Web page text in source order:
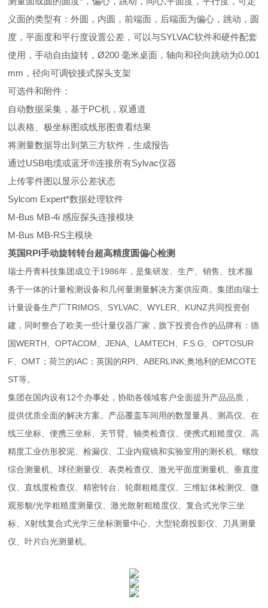
义面的类型有：外圆，内圆，前端面，后端面为偏心，跳动，圆
度，平面度和平行度设置公差，可以与SYLVAC软件和硬件配套
使用，手动自由旋转，Ø200 毫米桌面，轴向和径向跳动为0.001
mm，径向可调铰接式探头支架
可选件和附件：
自动数据采集，基于PC机，双通道
以表格、极坐标图或线形图查看结果
将测量数据导出到第三方软件，生成报告
通过USB电缆或蓝牙®连接所有Sylvac仪器
上传零件图以显示公差状态
Sylcom Expert*数据处理软件
M-Bus MB-4i 感应探头连接模块
M-Bus MB-RS主模块
英国RPI手动旋转转台超高精度圆偏心检测
瑞士丹青科技集团成立于1986年，是集研发、生产、销售、技术服
务于一体的计量检测设备和几何量测量解决方案供应商。集团由瑞士
计量设备生产厂TRIMOS、SYLVAC、WYLER、KUNZ共同投资创
建，同时整合了欧美一些计量仪器厂家，旗下投资合作的品牌有：德
国WERTH、OPTACOM、JENA、LAMTECH、F.S.G、OPTOSUR
F、OMT；荷兰的IAC；英国的RPI、ABERLINK;奥地利的EMCOTE
ST等。
集团在国内设有12个办事处，协助各领域客户全面提升产品品质，
提供优质全面的解决方案。产品覆盖车间用的数显量具、测高仪、在
线三坐标、便携三坐标、关节臂、轴类检查仪、便携式粗糙度仪、高
精度工业仿形胶泥、检漏仪、工业内窥镜和实验室用的测长机、螺纹
综合测量机、球径测量仪、表类检查仪、激光平面度测量机、垂直度
仪、直线度检查仪、精密转台、轮廓粗糙度仪、三维缸体检测仪、微
观形貌/光学粗糙度测量仪、激光散射粗糙度仪、复合式光学三坐
标、X射线复合式光学三坐标测量中心、大型轮廓投影仪、刀具测量
仪、叶片白光测量机。